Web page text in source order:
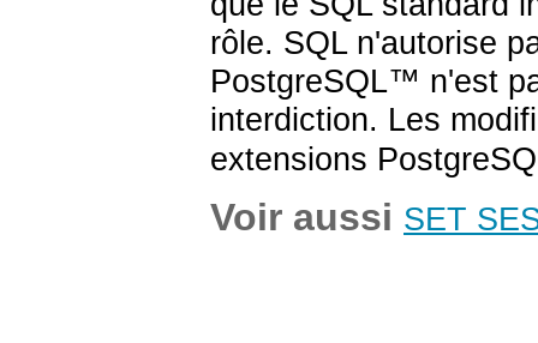
rôle. SQL n'autorise
PostgreSQL™ n'est
interdiction. Les
extensions
Voir aussi SET